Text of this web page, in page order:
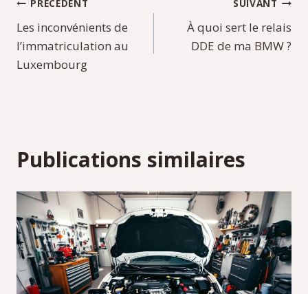
Navigation
de
l’article
PRÉCÉDENT
Les inconvénients de
l’immatriculation au
Luxembourg
SUIVANT
À quoi sert le relais
DDE de ma BMW ?
Publications similaires